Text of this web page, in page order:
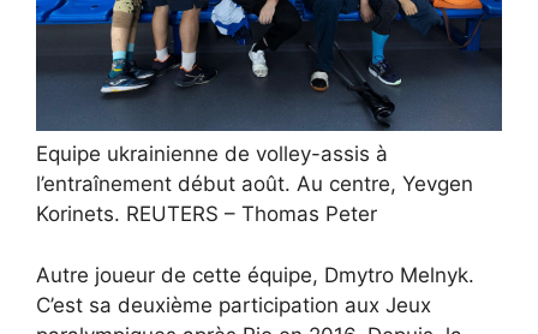
Equipe ukrainienne de volley-assis à
l’entraînement début août. Au centre, Yevgen
Korinets. REUTERS – Thomas Peter
Autre joueur de cette équipe, Dmytro Melnyk.
C’est sa deuxième participation aux Jeux